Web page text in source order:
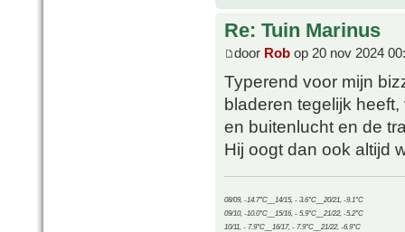
Re: Tuin Marinus
door Rob op 20 nov 2024
Typerend voor mijn
bladeren tegelijk
en buitenlucht en de
Hij oogt dan ook altijd
08/09, -14.7°C__14/15, - 3.6°C__20/21, -9.1°C
09/10, -10.0°C__15/16, - 5.9°C__21/22, -5.2°C
10/11, - 7.9°C__16/17, - 7.9°C__21/22, -6.9°C